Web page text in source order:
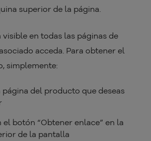
superior de la página.
visible en todas las páginas de
acceda. Para obtener el
simplemente:
del producto que deseas
el botón “Obtener enlace” en la
de la pantalla